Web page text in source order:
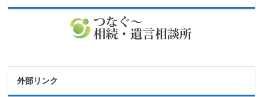
外部リンク